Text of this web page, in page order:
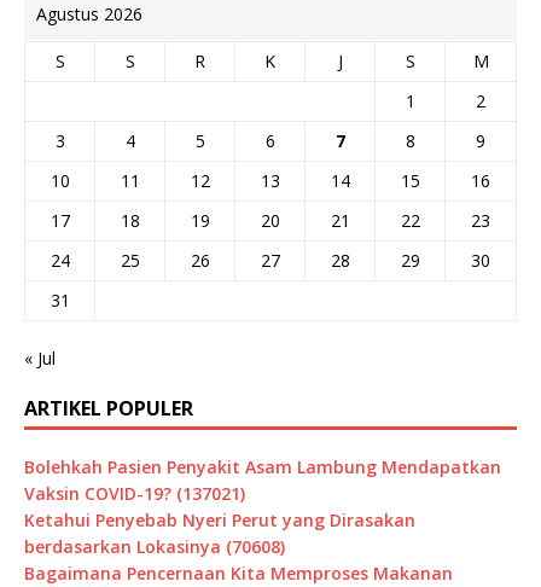
Agustus 2026
S S R K J S
M
1
2
3
4 5 6 7 8
9
10
11 12 13 14 15
16
17
18 19 20 21 22
23
24
25 26 27 28 29
30
31
« Jul
ARTIKEL POPULER
Bolehkah Pasien Penyakit Asam Lambung Mendapatkan
Vaksin COVID-19? (137021)
Ketahui Penyebab Nyeri Perut yang Dirasakan
berdasarkan Lokasinya (70608)
Bagaimana Pencernaan Kita Memproses Makanan